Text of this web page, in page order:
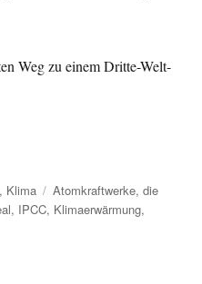
Weg zu einem Dritte-Welt-
, Klima Schlagwörter
Atomkraftwerke,die
, IPCC, Klimaerwärmung,